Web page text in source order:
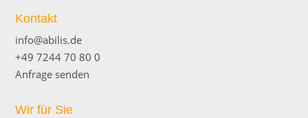
Kontakt
info@abilis.de
+49 7244 70 80 0
Anfrage senden
Wir für Sie